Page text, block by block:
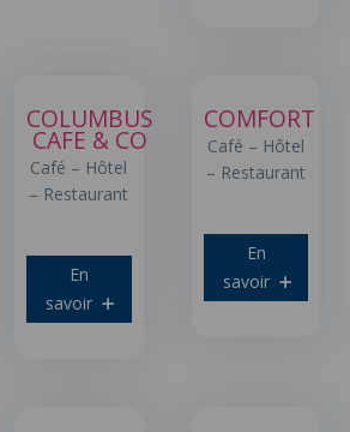
COLUMBUS
CAFE & CO
Café – Hôtel
– Restaurant
En
savoir
COMFORT
Café – Hôtel
– Restaurant
En
savoir